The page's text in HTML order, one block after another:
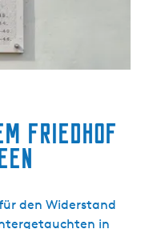
Friedhof
den Widerstand
in